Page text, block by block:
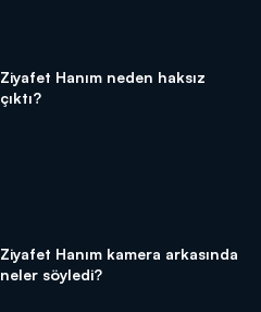
Ziyafet Hanım neden haksız
çıktı?
Ziyafet Hanım kamera arkasında
neler söyledi?